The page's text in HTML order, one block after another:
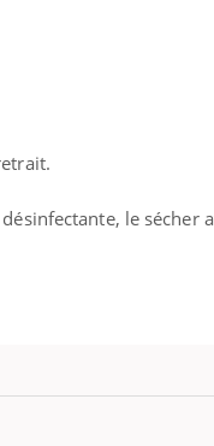
le sécher